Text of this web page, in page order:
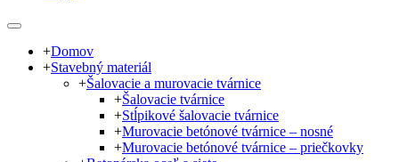
+Domov
+Stavebný materiál
+Šalovacie a murovacie tvárnice
+Šalovacie tvárnice
+Stĺpikové šalovacie tvárnice
+Murovacie betónové tvárnice – nosné
+Murovacie betónové tvárnice – priečkovky